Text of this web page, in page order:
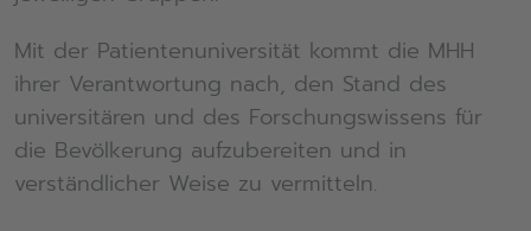
Mit der Patientenuniversität kommt die MHH
ihrer Verantwortung nach, den Stand des
universitären und des Forschungswissens für
die Bevölkerung aufzubereiten und in
verständlicher Weise zu vermitteln.